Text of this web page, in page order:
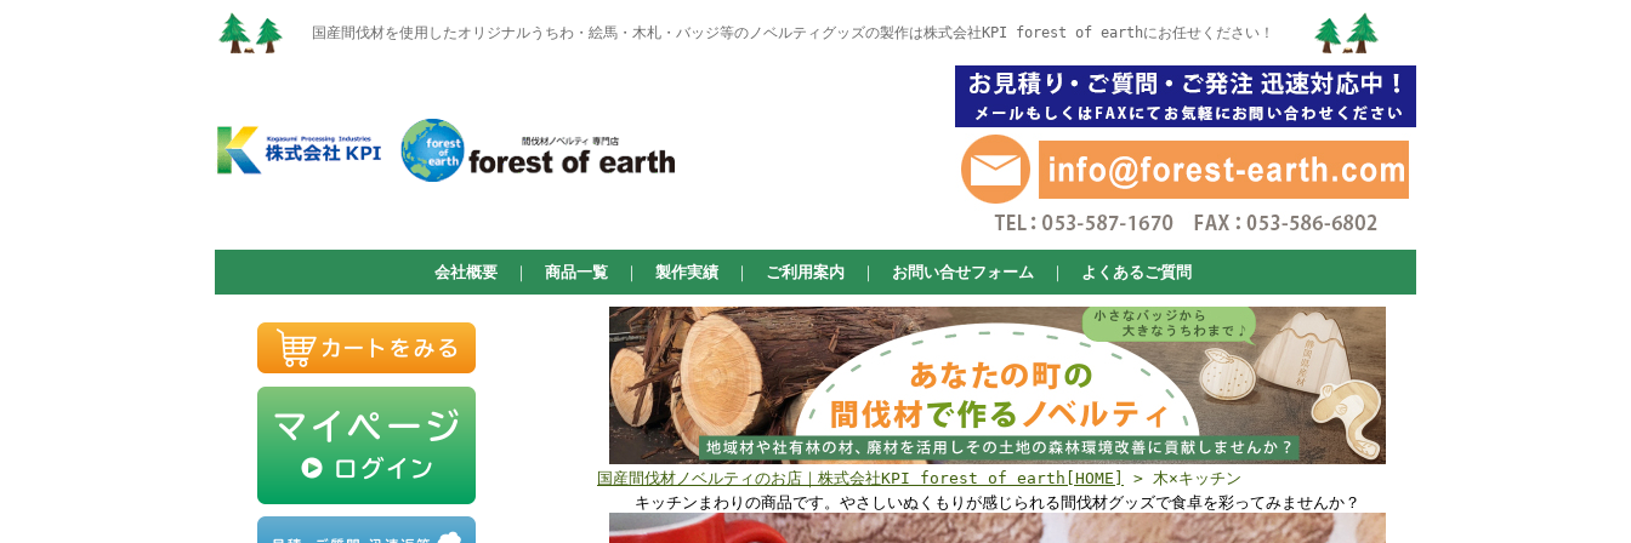
国産間伐材を使用したオリジナルうちわ・絵馬・木札・バッジ等のノベルティグッズの製作は株式会社KPI forest of earthにお任せください！
会社概要 ｜ 商品一覧 ｜ 製作実績 ｜ ご利用案内 ｜ お問い合せフォーム ｜ よくあるご質問
国産間伐材ノベルティのお店｜株式会社KPI forest of earth[HOME]
> 木×キッチン
キッチンまわりの商品です。やさしいぬくもりが感じられる間伐材グッズで食卓を彩ってみませんか？